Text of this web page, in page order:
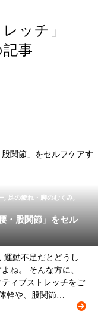
ッチ」
事
, 足の疲れ・脚のむくみ,
・股関節」をセル
運動不足だとどうし
ね。 そんな方に、
ィブストレッチをご
幹や、股関節…